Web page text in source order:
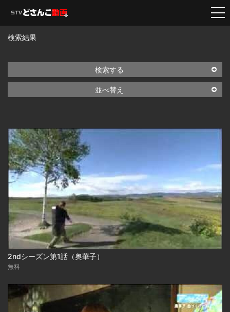
検索結果
検索する
並べ替え
2ndシーズン第1話（奥華子）
無料